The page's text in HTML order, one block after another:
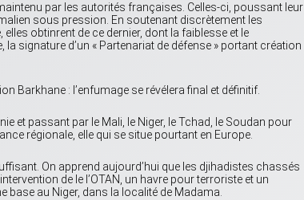
par les autorités françaises. Celles-ci, poussant leur
sous pression. En soutenant discrètement les
obtinrent de ce dernier, dont la faiblesse et le
signature d’un « Partenariat de défense » portant création
Barkhane : l’enfumage se révélera final et définitif.
et passant par le Mali, le Niger, le Tchad, le Soudan pour
régionale, elle qui se situe pourtant en Europe.
On apprend aujourd’hui que les djihadistes chassés
de le l’OTAN, un havre pour terroriste et un
base au Niger, dans la localité de Madama.